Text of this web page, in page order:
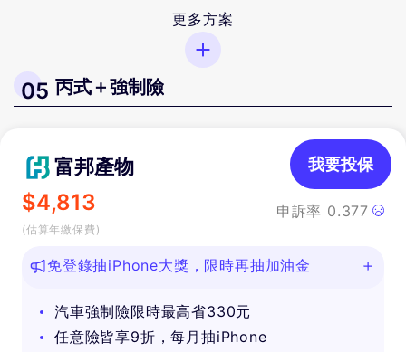
更多方案
05 丙式＋強制險
富邦產物
$4,813
(估算年繳保費)
申訴率 0.377
我要投保
免登錄抽iPhone大獎，限時再抽加油金
汽車強制險限時最高省330元
任意險皆享9折，每月抽iPhone